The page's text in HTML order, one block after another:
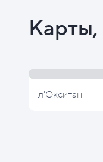
л'Окситан